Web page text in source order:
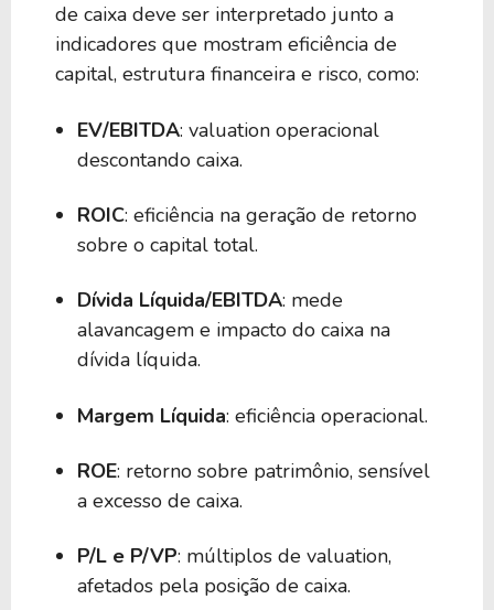
de caixa deve ser interpretado junto a
indicadores que mostram eficiência de
capital, estrutura financeira e risco, como:
EV/EBITDA: valuation operacional
descontando caixa.
ROIC: eficiência na geração de retorno
sobre o capital total.
Dívida Líquida/EBITDA: mede
alavancagem e impacto do caixa na
dívida líquida.
Margem Líquida: eficiência operacional.
ROE: retorno sobre patrimônio, sensível
a excesso de caixa.
P/L e P/VP: múltiplos de valuation,
afetados pela posição de caixa.